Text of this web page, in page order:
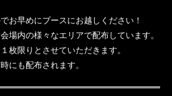
お早めにブースにお越しください！
場内の様々なエリアで配布しています。
枚限りとさせていただきます。
にも配布されます。